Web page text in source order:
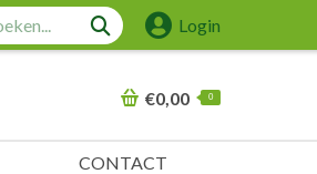
Login
€0,00 0
CONTACT